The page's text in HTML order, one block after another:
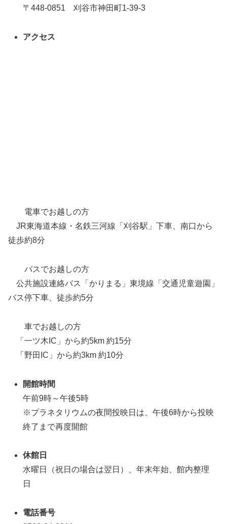
〒448-0851 刈谷市神田町1-39-3
アクセス
電車でお越しの方
JR東海道本線・名鉄三河線「刈谷駅」下車、南口から
徒歩約8分
バスでお越しの方
公共施設連絡バス「かりまる」東境線「交通児童遊園」
バス停下車、徒歩約5分
車でお越しの方
「一ツ木IC」から約5km 約15分
「野田IC」から約3km 約10分
開館時間
午前9時～午後5時
※プラネタリウムの夜間投映日は、午後6時から投映
終了まで再度開館
休館日
水曜日（祝日の場合は翌日）、年末年始、館内整理
日
電話番号